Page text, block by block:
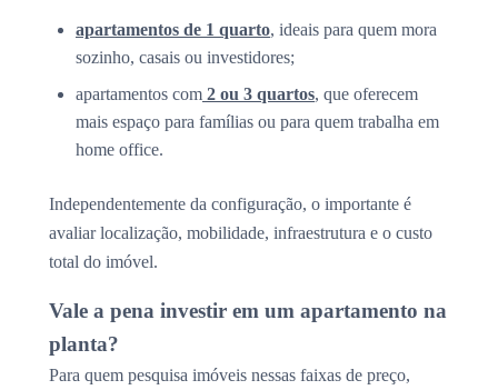
apartamentos de 1 quarto, ideais para quem mora
sozinho, casais ou investidores;
apartamentos com 2 ou 3 quartos, que oferecem
mais espaço para famílias ou para quem trabalha em
home office.
Independentemente da configuração, o importante é
avaliar localização, mobilidade, infraestrutura e o custo
total do imóvel.
Vale a pena investir em um apartamento na
planta?
Para quem pesquisa imóveis nessas faixas de preço,